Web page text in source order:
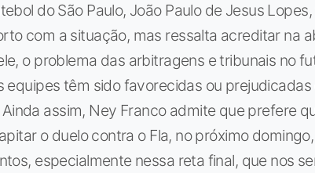
do São Paulo, João Paulo de Jesus
com a situação, mas ressalta acreditar na
o problema das arbitragens e tribunais no
equipes têm sido favorecidas ou prejudicadas
assim, Ney Franco admite que prefere
o duelo contra o Fla, no próximo
especialmente nessa reta final, que nos